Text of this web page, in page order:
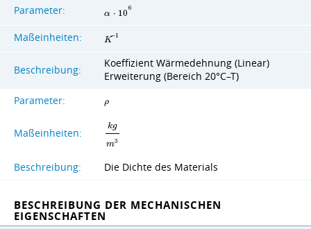
Parameter: α ⋅ 10
6
Maßeinheiten: K−1
Beschreibung:
Koeffizient Wärmedehnung (Linear)
Erweiterung (Bereich 20°C–T)
Parameter:
ρ
Maßeinheiten:
kg
m3
Beschreibung: Die Dichte des Materials
BESCHREIBUNG DER MECHANISCHEN
EIGENSCHAFTEN